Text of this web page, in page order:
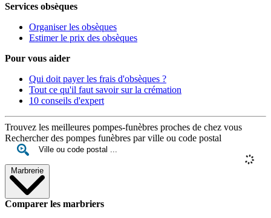
Services obsèques
Organiser les obsèques
Estimer le prix des obsèques
Pour vous aider
Qui doit payer les frais d'obsèques ?
Tout ce qu'il faut savoir sur la crémation
10 conseils d'expert
Trouvez les meilleures pompes-funèbres proches de chez vous
Rechercher des pompes funèbres par ville ou code postal
Marbrerie
Comparer les marbriers